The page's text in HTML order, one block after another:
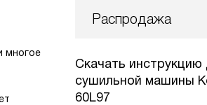
Распродажа
Скачать инструкцию
сушильной машины
60L97
многое